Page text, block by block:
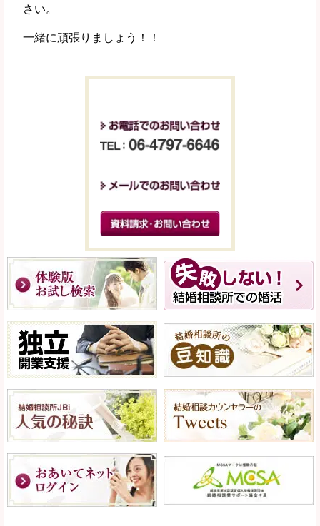
さい。
一緒に頑張りましょう！！